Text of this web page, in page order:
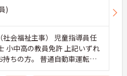
プ環境】
制度を活用しスキル
ど多彩なキャリアプラ
性を大切にできる社
)
社会福祉主事） 児童指導員任
小中高の教員免許 上記いずれ
持ちの方。 普通自動車運転免
可）